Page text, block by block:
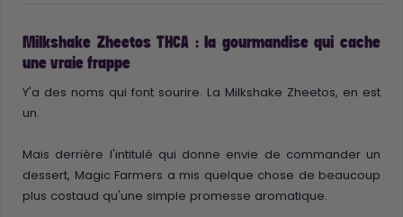
Milkshake Zheetos THCA : la gourmandise qui cache
une vraie frappe
Y'a des noms qui font sourire. La Milkshake Zheetos, en est
un.
Mais derrière l'intitulé qui donne envie de commander un
dessert, Magic Farmers a mis quelque chose de beaucoup
plus costaud qu'une simple promesse aromatique.